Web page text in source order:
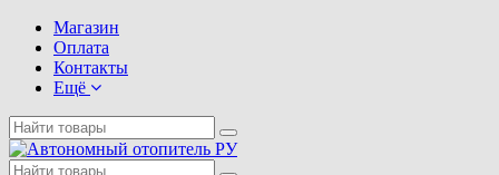
Магазин
Оплата
Контакты
Ещё